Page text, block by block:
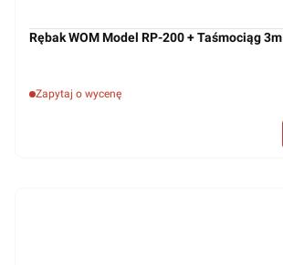
Rębak WOM Model RP-200 + Taśmociąg 3m
Zapytaj o wycenę